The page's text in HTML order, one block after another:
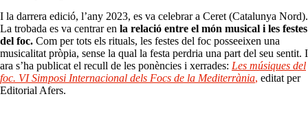
I la darrera edició, l’any 2023, es va celebrar a Ceret (Catalunya Nord).
La trobada es va centrar en la relació entre el món musical i les festes
del foc. Com per tots els rituals, les festes del foc posseeixen una
musicalitat pròpia, sense la qual la festa perdria una part del seu sentit. I
ara s’ha publicat el recull de les ponències i xerrades: Les músiques del
foc. VI Simposi Internacional dels Focs de la Mediterrània, editat per
Editorial Afers.